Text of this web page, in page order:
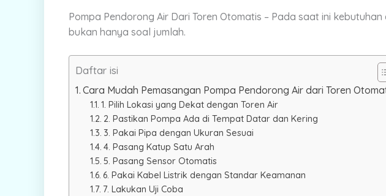
Pompa Pendorong Air Dari Toren Otomatis – Pada saat ini
bukan hanya soal jumlah.
Daftar isi
Cara Mudah Pemasangan Pompa Pendorong Air dari Toren
1. Pilih Lokasi yang Dekat dengan Toren Air
2. Pastikan Pompa Ada di Tempat Datar dan Kering
3. Pakai Pipa dengan Ukuran Sesuai
4. Pasang Katup Satu Arah
5. Pasang Sensor Otomatis
6. Pakai Kabel Listrik dengan Standar Keamanan
7. Lakukan Uji Coba